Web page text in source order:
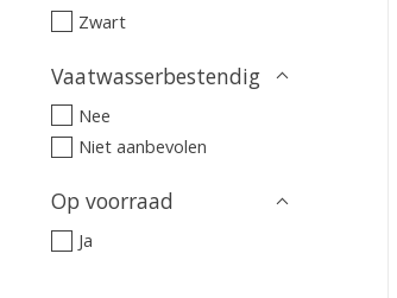
Zwart
Vaatwasserbestendig
Nee
Niet aanbevolen
Op voorraad
Ja